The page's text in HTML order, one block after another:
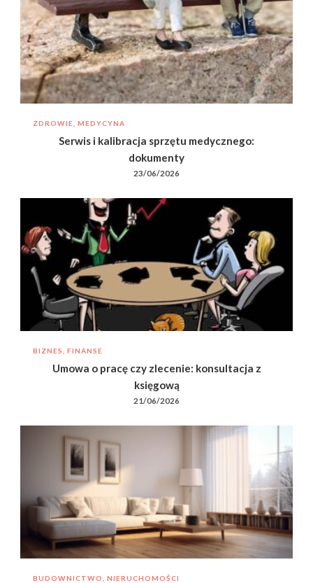
ZDROWIE, MEDYCYNA
Serwis i kalibracja sprzętu medycznego:
dokumenty
23/06/2026
BIZNES, FINANSE
Umowa o pracę czy zlecenie: konsultacja z
księgową
21/06/2026
BUDOWNICTWO, NIERUCHOMOŚCI